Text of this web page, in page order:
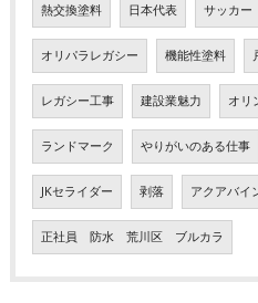
熱交換塗料 日本代表 サッカー
オリパラレガシー 機能性塗料
レガシー工事 建設業魅力 オリ
ランドマーク やりがいのある仕事
JKセライダー 剥落 アクアバイ
正社員 防水 荒川区 ブルカラ